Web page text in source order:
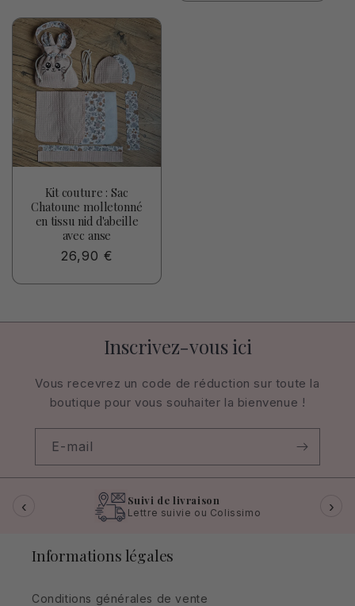
Kit couture : Sac
Chatoune molletonné
en tissu nid d'abeille
avec anse
Prix
26,90 €
Inscrivez-vous ici
Vous recevrez un code de réduction sur toute la
boutique pour vous souhaiter la bienvenue !
E-mail
‹ Suivi de livraison
Lettre suivie ou Colissimo ›
Informations légales
Conditions générales de vente